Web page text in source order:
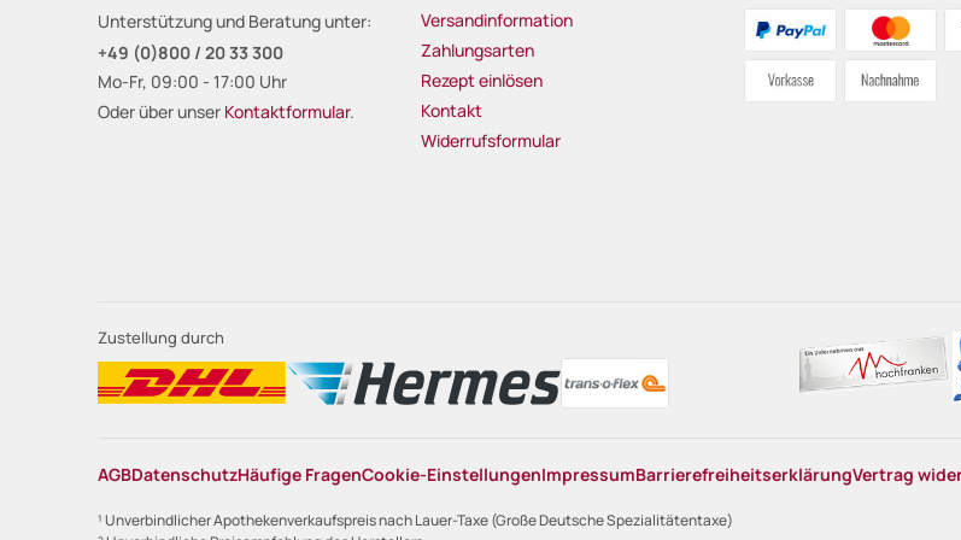
Unterstützung und Beratung unter:
+49 (0)800 / 20 33 300
Mo-Fr, 09:00 - 17:00 Uhr
Oder über unser Kontaktformular.
Versandinformation
Zahlungsarten
Rezept einlösen
Kontakt
Widerrufsformular
Zustellung durch
AGBDatenschutzHäufige FragenCookie-EinstellungenImpressumBarrierefreiheitserklärungVertrag
¹ Unverbindlicher Apothekenverkaufspreis nach Lauer-Taxe (Große Deutsche Spezialitätentaxe)